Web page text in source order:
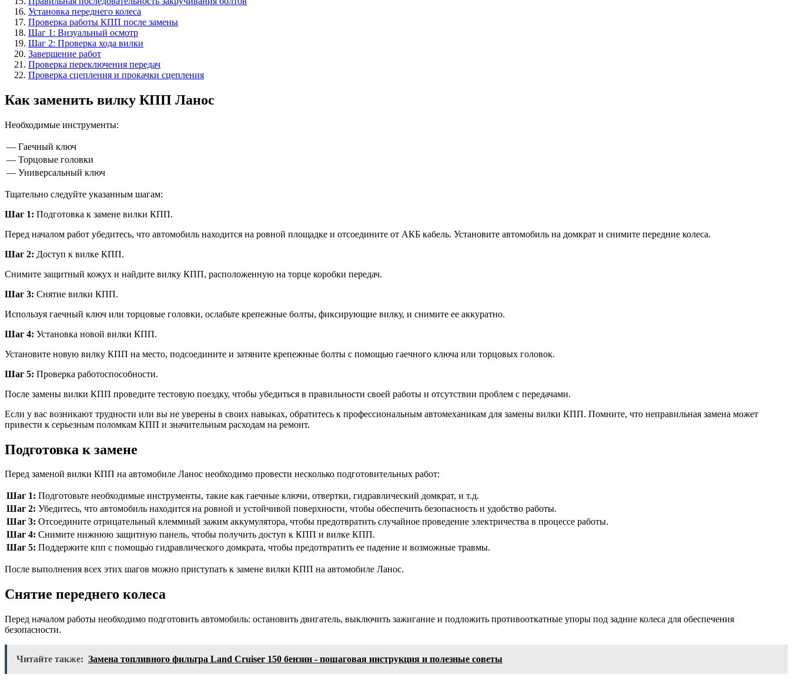
Установка переднего колеса
Проверка работы КПП после замены
Шаг 1: Визуальный осмотр
Шаг 2: Проверка хода вилки
Завершение работ
Проверка переключения передач
Проверка сцепления и прокачки сцепления
Как заменить вилку КПП Ланос
Необходимые инструменты:
— Гаечный ключ
— Торцовые головки
— Универсальный ключ
Тщательно следуйте указанным шагам:
Шаг 1: Подготовка к замене вилки КПП.
Перед началом работ убедитесь, что автомобиль находится на ровной площадке и отсоедините от АКБ кабель. Установите автомобиль на домкрат и снимите передние колеса.
Шаг 2: Доступ к вилке КПП.
Снимите защитный кожух и найдите вилку КПП, расположенную на торце коробки передач.
Шаг 3: Снятие вилки КПП.
Используя гаечный ключ или торцовые головки, ослабьте крепежные болты, фиксирующие вилку, и снимите ее аккуратно.
Шаг 4: Установка новой вилки КПП.
Установите новую вилку КПП на место, подсоедините и затяните крепежные болты с помощью гаечного ключа или торцовых головок.
Шаг 5: Проверка работоспособности.
После замены вилки КПП проведите тестовую поездку, чтобы убедиться в правильности своей работы и отсутствии проблем с передачами.
Если у вас возникают трудности или вы не уверены в своих навыках, обратитесь к профессиональным автомеханикам для замены вилки КПП. Помните, что неправильная замена может
привести к серьезным поломкам КПП и значительным расходам на ремонт.
Подготовка к замене
Перед заменой вилки КПП на автомобиле Ланос необходимо провести несколько подготовительных работ:
Шаг 1: Подготовьте необходимые инструменты, такие как гаечные ключи, отвертки, гидравлический домкрат, и т.д.
Шаг 2: Убедитесь, что автомобиль находится на ровной и устойчивой поверхности, чтобы обеспечить безопасность и удобство работы.
Шаг 3: Отсоедините отрицательный клеммный зажим аккумулятора, чтобы предотвратить случайное проведение электричества в процессе работы.
Шаг 4: Снимите нижнюю защитную панель, чтобы получить доступ к КПП и вилке КПП.
Шаг 5: Поддержите кпп с помощью гидравлического домкрата, чтобы предотвратить ее падение и возможные травмы.
После выполнения всех этих шагов можно приступать к замене вилки КПП на автомобиле Ланос.
Снятие переднего колеса
Перед началом работы необходимо подготовить автомобиль: остановить двигатель, выключить зажигание и подложить противооткатные упоры под задние колеса для обеспечения
безопасности.
Читайте также: Замена топливного фильтра Land Cruiser 150 бензин - пошаговая инструкция и полезные советы